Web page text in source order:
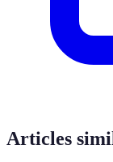
Articles